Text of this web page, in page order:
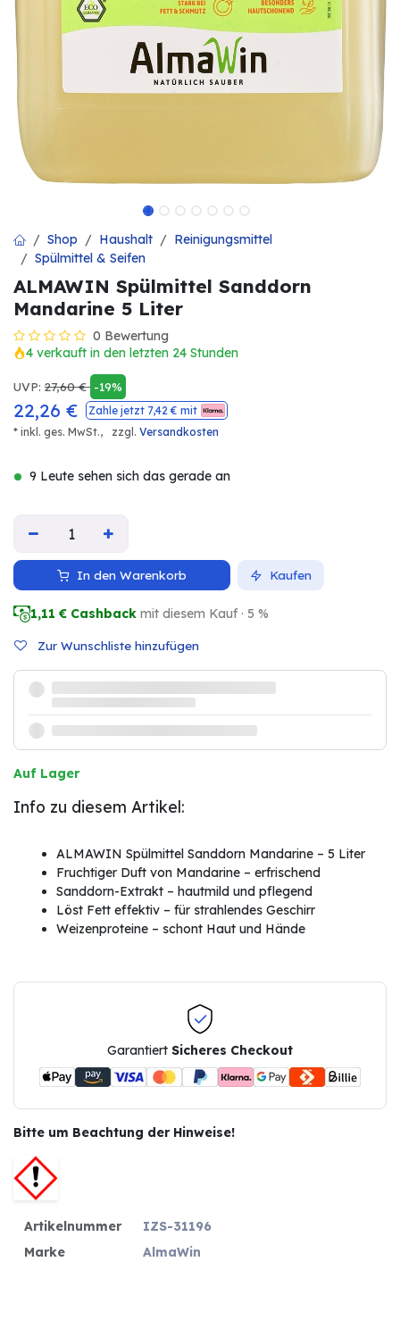
Shop Haushalt
Reinigungsmittel
Spülmittel & Seifen
ALMAWIN Spülmittel Sanddorn
Mandarine 5 Liter
0 Bewertung
4 verkauft in den letzten 24 Stunden
UVP: 27,60€ -19%
22,26 € Zahle jetzt 7,42 € mit
* inkl. ges. MwSt.,
zzgl. Versandkosten
9 Leute sehen sich das gerade an
In den Warenkorb Kaufen
1,11 € Cashback mit diesem Kauf · 5 %
Zur Wunschliste hinzufügen
Auf Lager
Info zu diesem Artikel:
ALMAWIN Spülmittel Sanddorn Mandarine – 5 Liter
Fruchtiger Duft von Mandarine – erfrischend
Sanddorn-Extrakt – hautmild und pflegend
Löst Fett effektiv – für strahlendes Geschirr
Weizenproteine – schont Haut und Hände
Garantiert Sicheres Checkout
Bitte um Beachtung der Hinweise!
Artikelnummer
IZS-31196
Marke
AlmaWin